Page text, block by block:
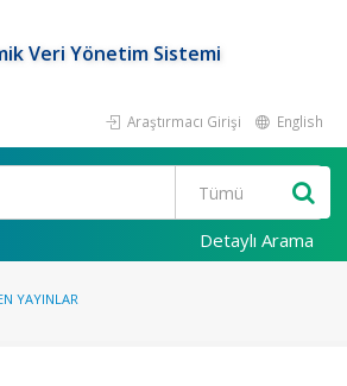
Veri Yönetim Sistemi
Araştırmacı Girişi English
Detaylı Arama
YAYINLAR